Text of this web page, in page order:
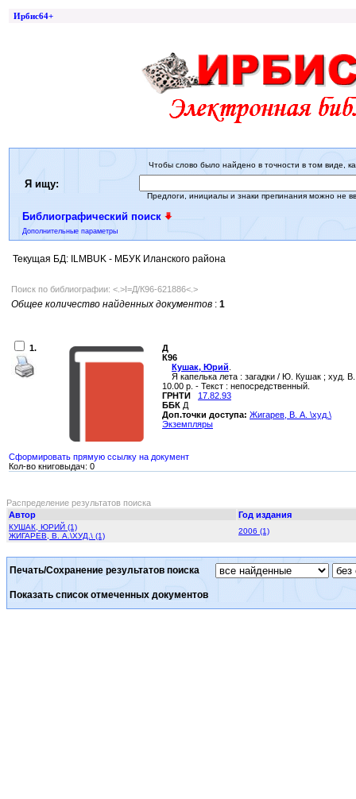
Ирбис64+
Я ищу:
Чтобы слово было найдено в точности в том виде,
Предлоги, инициалы и знаки препинания можно не
Библиографический поиск
Дополнительные параметры
Текущая БД: ILMBUK - МБУК Иланского района
Поиск по библиографии: <.>I=Д/К96-621886<.>
Общее количество найденных документов : 1
1.
Д
К96
Кушак, Юрий
Я капелька лета : загадки / Ю. Кушак ; худ.
10.00 р. - Текст : непосредственный.
ГРНТИ
17.82.93
ББК Д
Доп.точки доступа: Жигарев, В. А. \худ.\
Экземпляры
Сформировать прямую ссылку на документ
Кол-во книговыдач: 0
Распределение результатов поиска
Автор
Год издания
КУШАК, ЮРИЙ (1)
ЖИГАРЕВ, В. А.\ХУД.\ (1)
2006 (1)
Печать/Сохранение результатов поиска
Показать список отмеченных документов